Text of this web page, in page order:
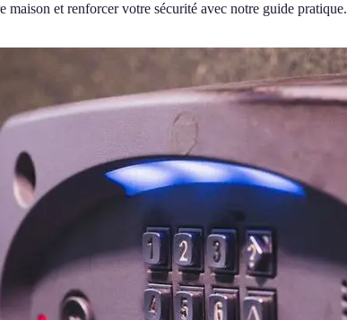
et renforcer votre sécurité avec notre guide pratique.